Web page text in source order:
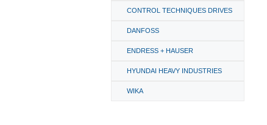
CONTROL TECHNIQUES DRIVES
DANFOSS
ENDRESS + HAUSER
HYUNDAI HEAVY INDUSTRIES
WIKA